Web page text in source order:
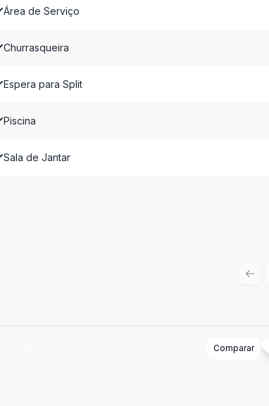
Área de Serviço
Churrasqueira
Espera para Split
Piscina
Sala de Jantar
Comparar